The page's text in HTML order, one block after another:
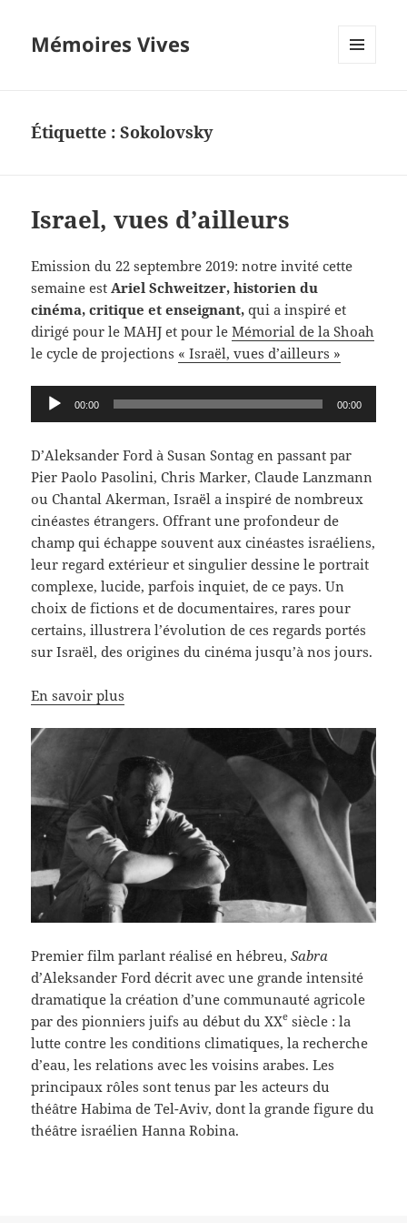
Mémoires Vives
Étiquette :Sokolovsky
Israel, vues d’ailleurs
Emission du 22 septembre 2019: notre invité cette
semaine estAriel Schweitzer, historien du
cinéma, critique et enseignant, qui a inspiré et
dirigé pour le MAHJ et pour leMémorial de la Shoah
le cycle de projections « Israël, vues d’ailleurs »
Lecteur
audio
00:00 00:00
D’Aleksander Ford à Susan Sontag en passant par
Pier Paolo Pasolini, Chris Marker, Claude Lanzmann
ou Chantal Akerman, Israël a inspiré de nombreux
cinéastes étrangers. Offrant une profondeur de
champ qui échappe souvent aux cinéastes israéliens,
leur regard extérieur et singulier dessine le portrait
complexe, lucide, parfois inquiet, de ce pays. Un
choix de fictions et de documentaires, rares pour
certains, illustrera l’évolution de ces regards portés
sur Israël, des origines du cinéma jusqu’à nos jours.
En savoir plus
Premier film parlant réalisé en hébreu,Sabra
d’Aleksander Ford décrit avec une grande intensité
dramatique la création d’une communauté agricole
par des pionniers juifs au début du XXe siècle : la
lutte contre les conditions climatiques, la recherche
d’eau, les relations avec les voisins arabes. Les
principaux rôles sont tenus par les acteurs du
théâtre Habima de Tel-Aviv, dont la grande figure du
théâtre israélien Hanna Robina.